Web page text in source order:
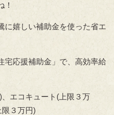
！
に嬉しい補助金を使った省エ
宅応援補助金」で、高効率給
エコキュート(上限３万
限３万円)